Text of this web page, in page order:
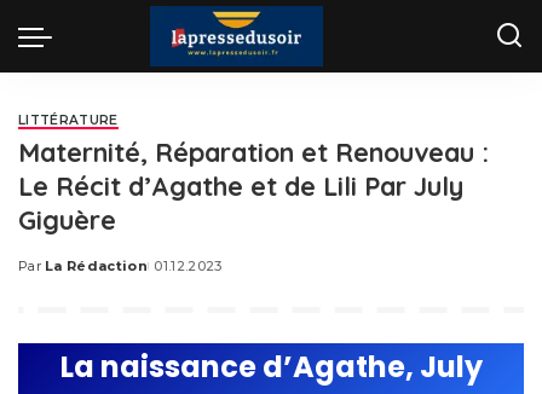
LITTÉRATURE
Maternité, Réparation et Renouveau :
Le Récit d’Agathe et de Lili Par July
Giguère
Posted
Par La Rédaction 01.12.2023
La naissance d’Agathe, July